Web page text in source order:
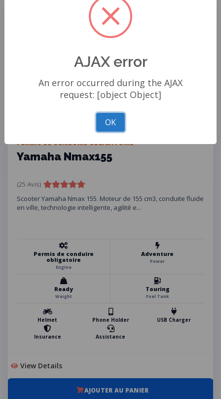
PERMIS DE CONDUIRE OBLIGATOIRE
Yamaha Nmax155
(25 Avis)
Scooter Yamaha Nmax 155. Moteur de 155 cm3, conduite fluide
en ville, technologie intelligente, agilité e...
Permis de conduire
obligatoire
Engine
Adventure
Power
Ready
Weight
Touring
Fuel Tank
Helmet Phone Holder USB Charger
Insurance Assistance
View Details
AJOUTER AU PANIER
AJAX error
An error occurred during the AJAX
request: [object Object]
OK